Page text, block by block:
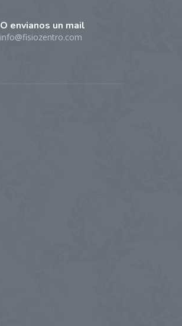
O envianos un mail
info@fisiozentro.com